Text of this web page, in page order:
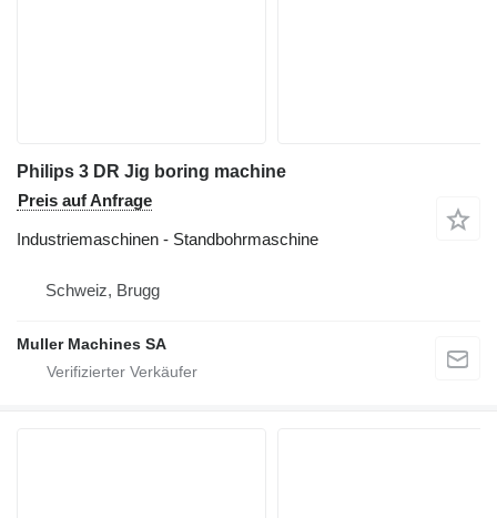
Philips 3 DR Jig boring machine
Preis auf Anfrage
Industriemaschinen - Standbohrmaschine
Schweiz, Brugg
Muller Machines SA